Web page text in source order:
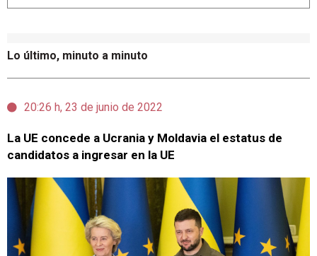
Lo último, minuto a minuto
20:26 h, 23 de junio de 2022
La UE concede a Ucrania y Moldavia el estatus de
candidatos a ingresar en la UE